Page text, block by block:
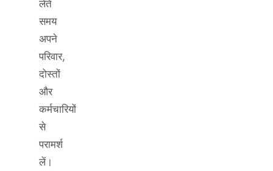
लेते
समय
अपने
परिवार,
दोस्तों
और
कर्मचारियों
से
परामर्श
लें।